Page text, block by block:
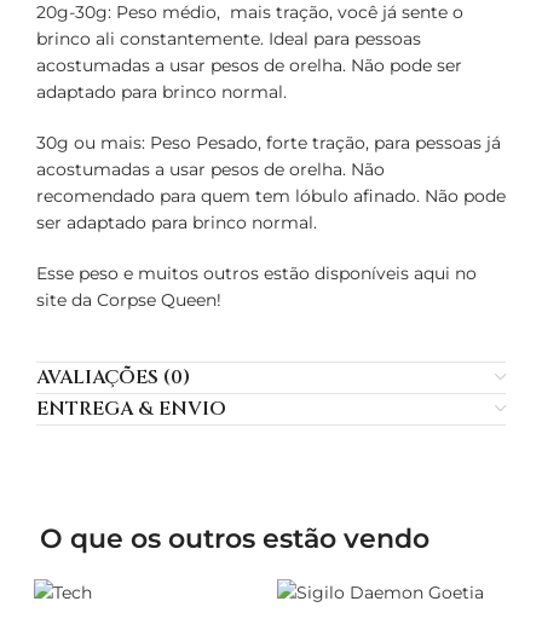
20g-30g: Peso médio, mais tração, você já sente o
brinco ali constantemente. Ideal para pessoas
acostumadas a usar pesos de orelha. Não pode ser
adaptado para brinco normal.
30g ou mais: Peso Pesado, forte tração, para pessoas já
acostumadas a usar pesos de orelha. Não
recomendado para quem tem lóbulo afinado. Não pode
ser adaptado para brinco normal.
Esse peso e muitos outros estão disponíveis aqui no
site da Corpse Queen!
AVALIAÇÕES (0)
ENTREGA & ENVIO
O que os outros estão vendo